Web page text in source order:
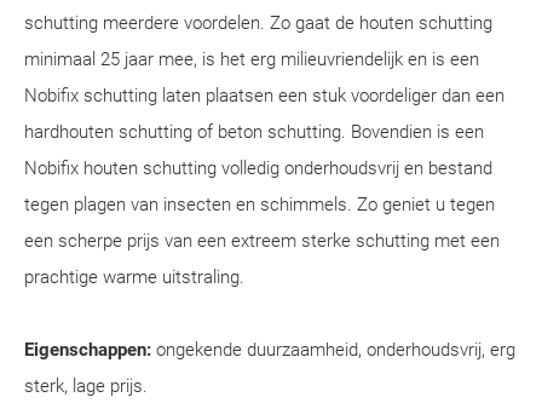
schutting meerdere voordelen. Zo gaat de houten schutting
minimaal 25 jaar mee, is het erg milieuvriendelijk en is een
Nobifix schutting laten plaatsen een stuk voordeliger dan een
hardhouten schutting of beton schutting. Bovendien is een
Nobifix houten schutting volledig onderhoudsvrij en bestand
tegen plagen van insecten en schimmels. Zo geniet u tegen
een scherpe prijs van een extreem sterke schutting met een
prachtige warme uitstraling.
Eigenschappen: ongekende duurzaamheid, onderhoudsvrij, erg
sterk, lage prijs.